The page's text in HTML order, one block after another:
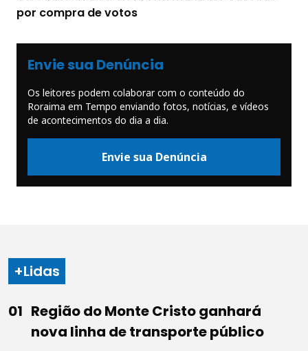
por compra de votos
Envie sua Denúncia
Os leitores podem colaborar com o conteúdo do
Roraima em Tempo enviando fotos, notícias, e vídeos
de acontecimentos do dia a dia.
Envie sua Denúncia
+Lidas
Região do Monte Cristo ganhará
nova linha de transporte público